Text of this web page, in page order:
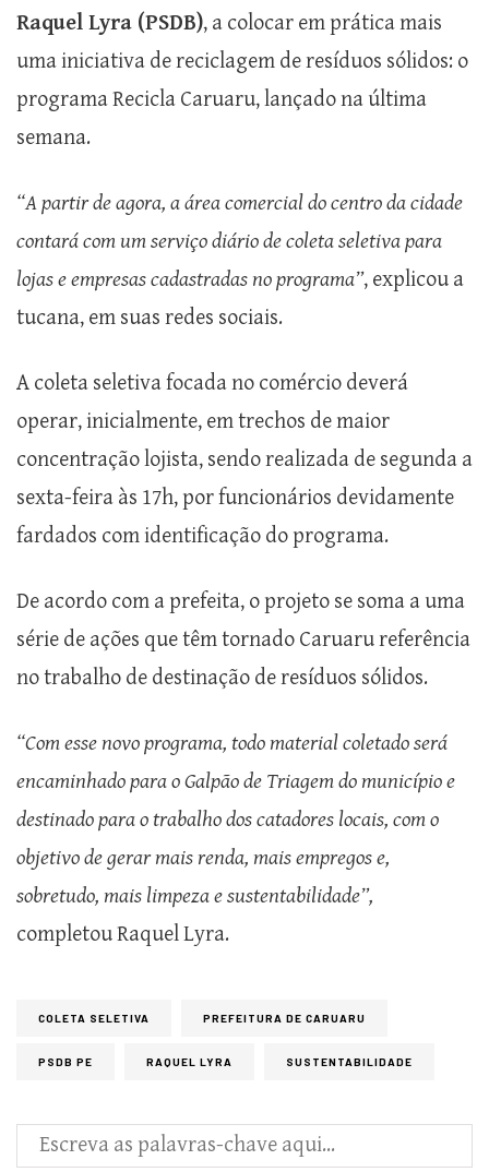
Raquel Lyra (PSDB), a colocar em prática mais
uma iniciativa de reciclagem de resíduos sólidos: o
programa Recicla Caruaru, lançado na última
semana.
“A partir de agora, a área comercial do centro da cidade
contará com um serviço diário de coleta seletiva para
lojas e empresas cadastradas no programa”, explicou a
tucana, em suas redes sociais.
A coleta seletiva focada no comércio deverá
operar, inicialmente, em trechos de maior
concentração lojista, sendo realizada de segunda a
sexta-feira às 17h, por funcionários devidamente
fardados com identificação do programa.
De acordo com a prefeita, o projeto se soma a uma
série de ações que têm tornado Caruaru referência
no trabalho de destinação de resíduos sólidos.
“Com esse novo programa, todo material coletado será
encaminhado para o Galpão de Triagem do município e
destinado para o trabalho dos catadores locais, com o
objetivo de gerar mais renda, mais empregos e,
sobretudo, mais limpeza e sustentabilidade”,
completou Raquel Lyra.
COLETA SELETIVA PREFEITURA DE CARUARU
PSDB PE RAQUEL LYRA SUSTENTABILIDADE